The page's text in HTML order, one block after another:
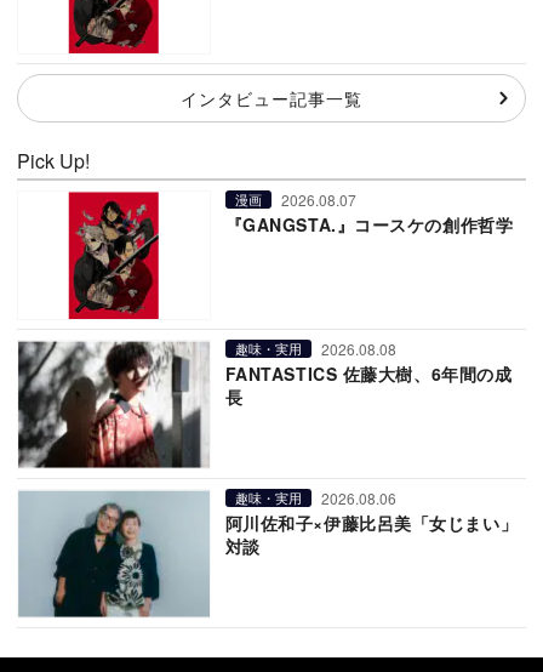
インタビュー記事一覧
Pick Up!
漫画 2026.08.07
『GANGSTA.』コースケの創作哲学
趣味・実用 2026.08.08
FANTASTICS 佐藤大樹、6年間の成
長
趣味・実用 2026.08.06
阿川佐和子×伊藤比呂美「女じまい」
対談